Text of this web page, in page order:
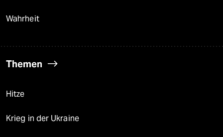
Wahrheit
Themen
Hitze
Krieg in der Ukraine